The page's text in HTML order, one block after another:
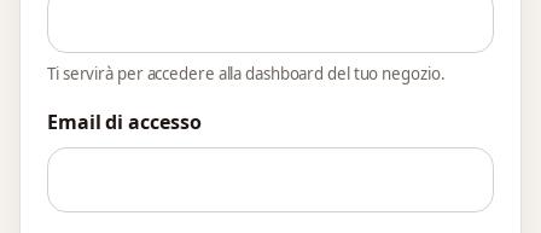
Ti servirà per accedere alla dashboard del tuo negozio.
Email di accesso